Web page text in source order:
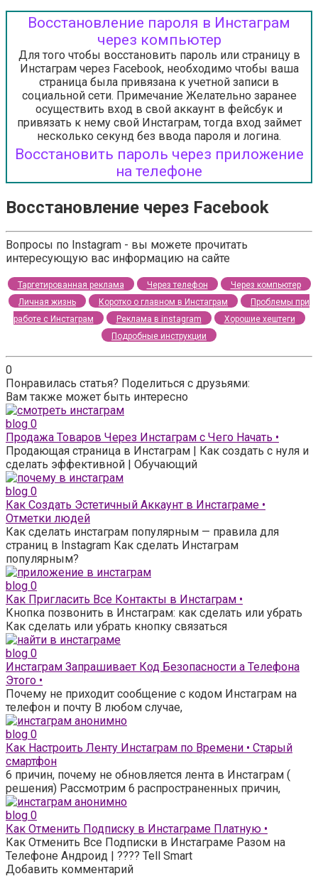
Восстановление пароля в Инстаграм
через компьютер
Для того чтобы восстановить пароль или страницу в
Инстаграм через Facebook, необходимо чтобы ваша
страница была привязана к учетной записи в
социальной сети. Примечание Желательно заранее
осуществить вход в свой аккаунт в фейсбук и
привязать к нему свой Инстаграм, тогда вход займет
несколько секунд без ввода пароля и логина.
Восстановить пароль через приложение
на телефоне
Восстановление через Facebook
Вопросы по Instagram - вы можете прочитать
интересующую вас информацию на сайте
Таргетированная реклама Через телефон
Через компьютер
Личная жизнь
Коротко о главном в Инстаграм
Проблемы при
работе с Инстаграм
Реклама в instagram
Хорошие хештеги
Подробные инструкции
0
Понравилась статья? Поделиться с друзьями:
Вам также может быть интересно
blog 0
Продажа Товаров Через Инстаграм с Чего Начать •
Продающая страница в Инстаграм | Как создать с нуля и
сделать эффективной | Обучающий
blog 0
Как Создать Эстетичный Аккаунт в Инстаграме •
Отметки людей
Как сделать инстаграм популярным — правила для
страниц в Instagram Как сделать Инстаграм
популярным?
blog 0
Как Пригласить Все Контакты в Инстаграм •
Кнопка позвонить в Инстаграм: как сделать или убрать
Как сделать или убрать кнопку связаться
blog 0
Инстаграм Запрашивает Код Безопасности а Телефона
Этого •
Почему не приходит сообщение с кодом Инстаграм на
телефон и почту В любом случае,
blog 0
Как Настроить Ленту Инстаграм по Времени • Старый
смартфон
6 причин, почему не обновляется лента в Инстаграм (
решения) Рассмотрим 6 распространенных причин,
blog 0
Как Отменить Подписку в Инстаграме Платную •
Как Отменить Все Подписки в Инстаграме Разом на
Телефоне Андроид | ???? Tell Smart
Добавить комментарий